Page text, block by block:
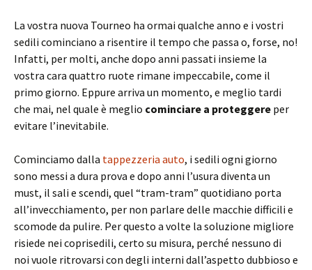
La vostra nuova Tourneo ha ormai qualche anno e i vostri
sedili cominciano a risentire il tempo che passa o, forse, no!
Infatti, per molti, anche dopo anni passati insieme la
vostra cara quattro ruote rimane impeccabile, come il
primo giorno. Eppure arriva un momento, e meglio tardi
che mai, nel quale è meglio cominciare a proteggere per
evitare l’inevitabile.
Cominciamo dalla tappezzeria auto, i sedili ogni giorno
sono messi a dura prova e dopo anni l’usura diventa un
must, il sali e scendi, quel “tram-tram” quotidiano porta
all’invecchiamento, per non parlare delle macchie difficili e
scomode da pulire. Per questo a volte la soluzione migliore
risiede nei coprisedili, certo su misura, perché nessuno di
noi vuole ritrovarsi con degli interni dall’aspetto dubbioso e